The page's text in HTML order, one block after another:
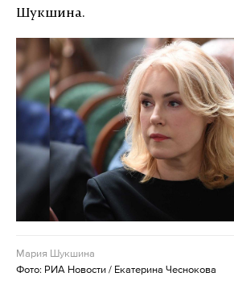
Шукшина.
Мария Шукшина
Фото: РИА Новости / Екатерина Чеснокова